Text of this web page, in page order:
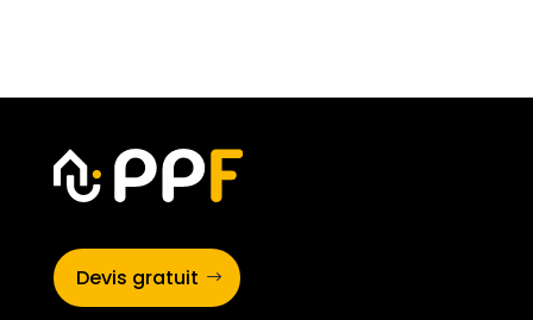
Devis gratuit